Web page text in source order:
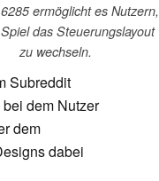
ermöglicht es Nutzern,
das Steuerungslayout
zu wechseln.
Subreddit
dem Nutzer
dem
dabei